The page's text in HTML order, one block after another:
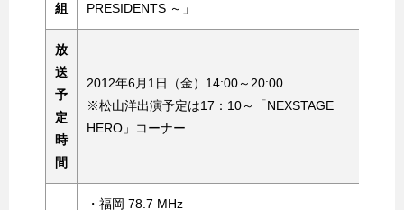
組
PRESIDENTS ～」
放
送
予
定
時
間
2012年6月1日（金）14:00～20:00
※松山洋出演予定は17：10～「NEXSTAGE
HERO」コーナー
・福岡 78.7 MHz